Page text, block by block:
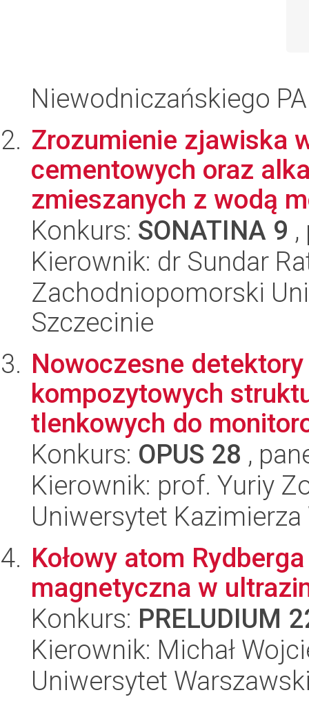
Niewodniczańskiego
Zrozumienie zjawiska
cementowych oraz
zmieszanych z wodą
Konkurs: SONATINA 9
Kierownik: dr Sundar
Zachodniopomorski
Szczecinie
Nowoczesne
kompozytowych
tlenkowych do
Konkurs: OPUS 28 ,
Kierownik: prof. Yuriy
Uniwersytet
Kołowy atom
magnetyczna w
Konkurs: PRELUDIUM
Kierownik: Michał
Uniwersytet